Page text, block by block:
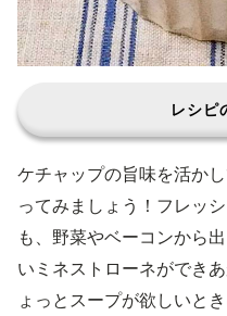
レシピ
ケチャップの旨味を活か
ってみましょう！フレッ
も、野菜やベーコンから
いミネストローネができ
ょっとスープが欲しいと